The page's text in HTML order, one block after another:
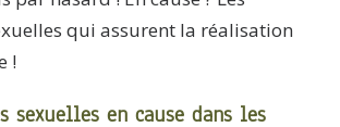
qui assurent la réalisation
!
sexuelles en cause dans les